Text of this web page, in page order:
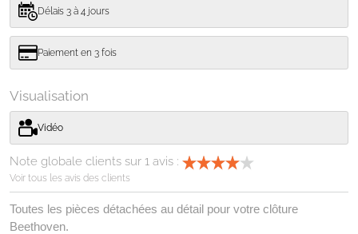
Délais 3 à 4 jours
Paiement en 3 fois
Visualisation
Vidéo
Note globale clients sur 1 avis :
Voir tous les avis des clients
Toutes les pièces détachées au détail pour votre clôture
Beethoven.